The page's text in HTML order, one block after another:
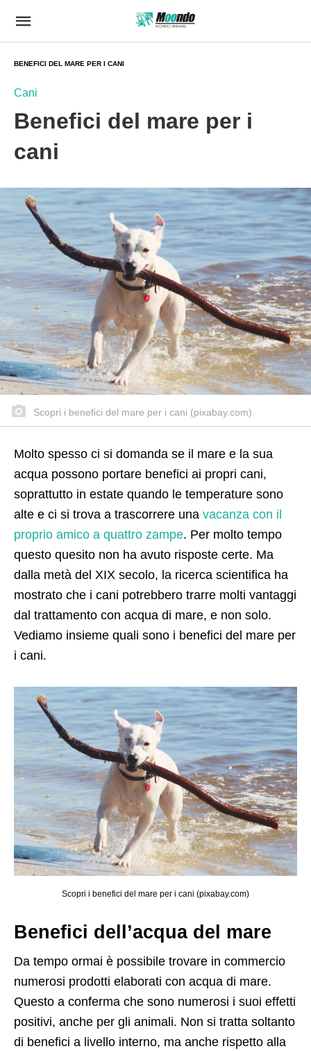
BENEFICI DEL MARE PER I CANI
Cani
Benefici del mare per i
cani
Scopri i benefici del mare per i cani (pixabay.com)
Molto spesso ci si domanda se il mare e la sua
acqua possono portare benefici ai propri cani,
soprattutto in estate quando le temperature sono
alte e ci si trova a trascorrere una vacanza con il
proprio amico a quattro zampe. Per molto tempo
questo quesito non ha avuto risposte certe. Ma
dalla metà del XIX secolo, la ricerca scientifica ha
mostrato che i cani potrebbero trarre molti vantaggi
dal trattamento con acqua di mare, e non solo.
Vediamo insieme quali sono i benefici del mare per
i cani.
Scopri i benefici del mare per i cani (pixabay.com)
Benefici dell’acqua del mare
Da tempo ormai è possibile trovare in commercio
numerosi prodotti elaborati con acqua di mare.
Questo a conferma che sono numerosi i suoi effetti
positivi, anche per gli animali. Non si tratta soltanto
di benefici a livello interno, ma anche rispetto alla